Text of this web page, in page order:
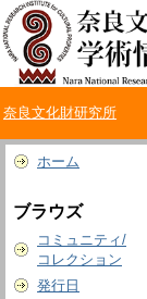
奈良文化財研究所
ホーム
ブラウズ
コミュニティ/
コレクション
発行日